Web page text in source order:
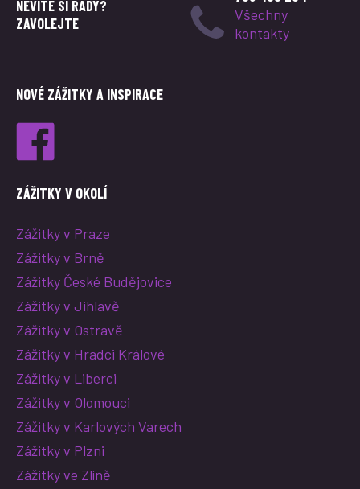
NEVÍTE SI RADY?
ZAVOLEJTE
Všechny
kontakty
NOVÉ ZÁŽITKY A INSPIRACE
ZÁŽITKY V OKOLÍ
Zážitky v Praze
Zážitky v Brně
Zážitky České Budějovice
Zážitky v Jihlavě
Zážitky v Ostravě
Zážitky v Hradci Králové
Zážitky v Liberci
Zážitky v Olomouci
Zážitky v Karlových Varech
Zážitky v Plzni
Zážitky ve Zlíně